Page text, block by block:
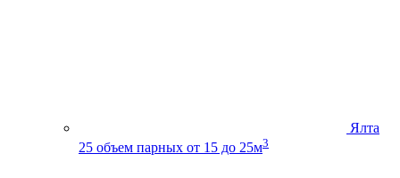
Ялта
25 объем парных от 15 до 25м3